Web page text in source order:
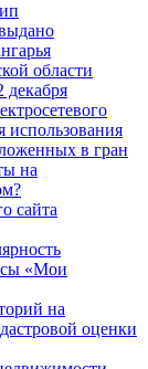
области
декабря
использования
в гран
на
сайта
«Мои
на
оценки